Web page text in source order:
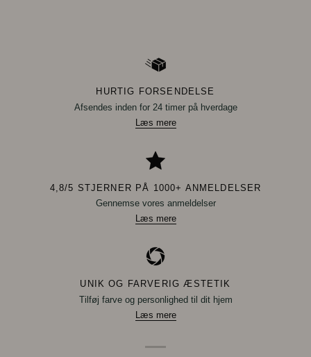
HURTIG FORSENDELSE
Afsendes inden for 24 timer på hverdage
Læs mere
4,8/5 STJERNER PÅ 1000+ ANMELDELSER
Gennemse vores anmeldelser
Læs mere
UNIK OG FARVERIG ÆSTETIK
Tilføj farve og personlighed til dit hjem
Læs mere